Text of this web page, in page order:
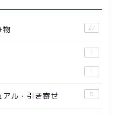
物 27
1
1
ル・引き寄せ 8